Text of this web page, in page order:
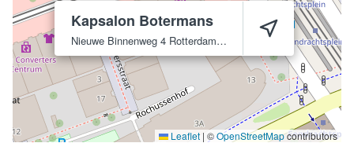
Kapsalon Botermans
Nieuwe Binnenweg 4 Rotterdam 3015 BA
Leaflet | ©OpenStreetMapcontributors